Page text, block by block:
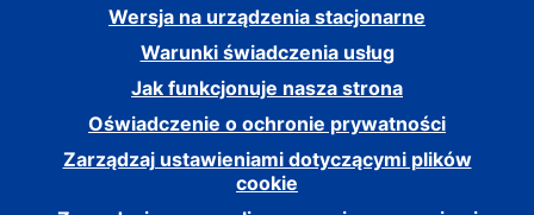
Wersja na urządzenia stacjonarne
Warunki świadczenia usług
Jak funkcjonuje nasza strona
Oświadczenie o ochronie prywatności
Zarządzaj ustawieniami dotyczącymi plików
cookie